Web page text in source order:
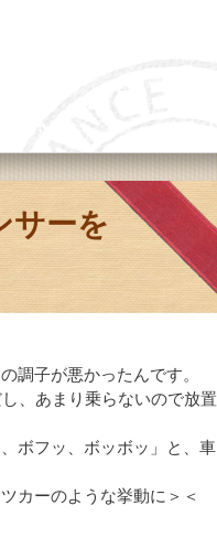
サーを
調子が悪かったんです。
、あまり乗らないので放置
ボフッ、ボッボッ」と、車
カーのような挙動に＞＜